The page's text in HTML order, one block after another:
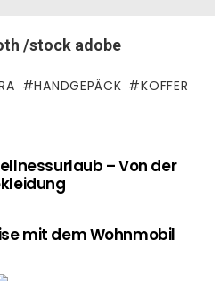
/stock adobe
HANDGEPÄCK
KOFFER
– Von der
mit dem Wohnmobil